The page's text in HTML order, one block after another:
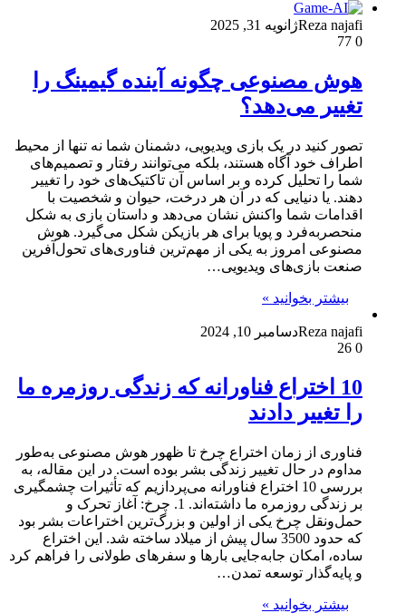
Reza najafiژانویه 31, 2025
0
هوش مصنوعی چگونه آینده گیمینگ را
تغییر می‌دهد؟
تصور کنید در یک بازی ویدیویی، دشمنان شما نه تنها از محیط
اطراف خود آگاه هستند، بلکه می‌توانند رفتار و تصمیم‌های
شما را تحلیل کرده و بر اساس آن تاکتیک‌های خود را تغییر
دهند. یا دنیایی که در آن هر درخت، حیوان و شخصیت با
اقدامات شما واکنش نشان می‌دهد و داستان بازی به شکل
منحصربه‌فرد و پویا برای هر بازیکن شکل می‌گیرد. هوش
مصنوعی امروز به یکی از مهم‌ترین فناوری‌های تحول‌آفرین
صنعت بازی‌های ویدیویی…
بیشتر بخوانید »
Reza najafiدسامبر 10, 2024
0
10 اختراع فناورانه که زندگی روزمره ما
را تغییر دادند
فناوری از زمان اختراع چرخ تا ظهور هوش مصنوعی به‌طور
مداوم در حال تغییر زندگی بشر بوده است. در این مقاله، به
بررسی 10 اختراع فناورانه می‌پردازیم که تأثیرات چشمگیری
بر زندگی روزمره ما داشته‌اند. 1. چرخ: آغاز تحرک و
حمل‌ونقل چرخ یکی از اولین و بزرگ‌ترین اختراعات بشر بود
که حدود 3500 سال پیش از میلاد ساخته شد. این اختراع
ساده، امکان جابه‌جایی بارها و سفرهای طولانی را فراهم کرد
و پایه‌گذار توسعه تمدن…
بیشتر بخوانید »